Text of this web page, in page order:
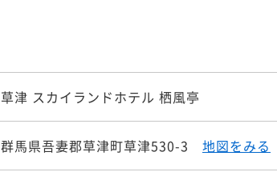
草津 スカイランドホテル 栖風亭
群馬県吾妻郡草津町草津530-3 地図をみる